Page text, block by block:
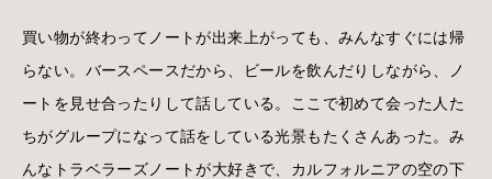
買い物が終わってノートが出来上がっても、みんなすぐには帰
らない。バースペースだから、ビールを飲んだりしながら、ノ
ートを見せ合ったりして話している。ここで初めて会った人た
ちがグループになって話をしている光景もたくさんあった。み
んなトラベラーズノートが大好きで、カルフォルニアの空の下